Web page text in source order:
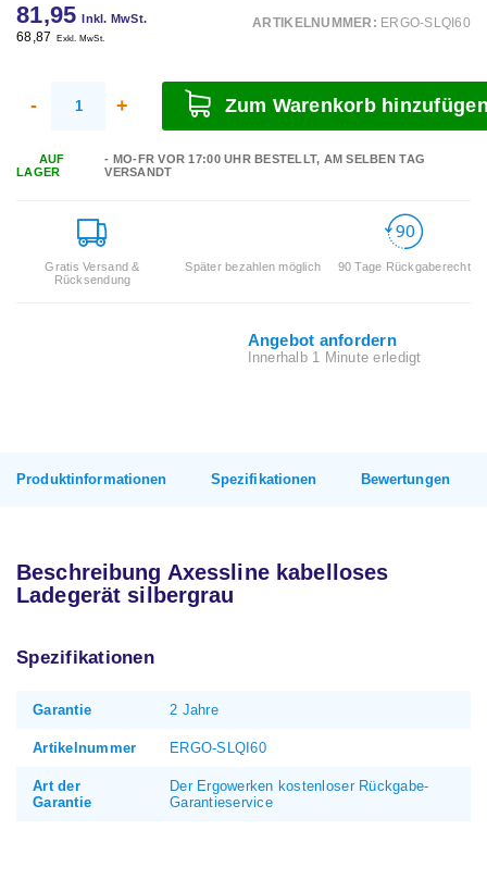
81,95 Inkl. MwSt.
68,87 Exkl. MwSt.
ARTIKELNUMMER: ERGO-SLQI60
- + Zum Warenkorb
AUF
LAGER
- MO-FR VOR 17:00 UHR BESTELLT, AM SELBEN TAG
VERSANDT
Gratis Versand &
Rücksendung
Später bezahlen möglich 90 Tage Rückgaberecht
Angebot anfordern
Innerhalb 1 Minute erledigt
Produktinformationen Spezifikationen Bewertungen
Beschreibung Axessline kabelloses
Ladegerät silbergrau
Spezifikationen
Garantie 2 Jahre
Artikelnummer ERGO-SLQI60
Art der
Garantie
Der Ergowerken kostenloser Rückgabe-
Garantieservice